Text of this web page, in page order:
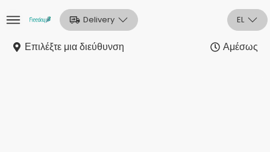
Αρχική
Delivery EL
Επιλέξτε μια διεύθυνση Αμέσως